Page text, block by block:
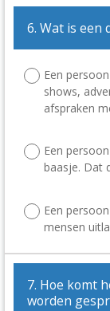
6. Wat is een
Een
shows,
afspraken
Een
baasje. Dat
Een
mensen
7. Hoe komt
worden